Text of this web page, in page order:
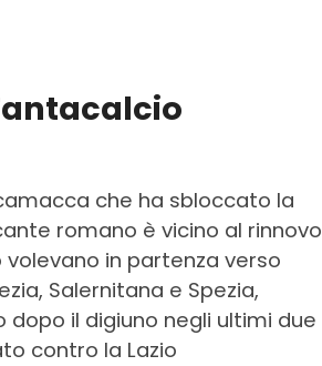
che ha sbloccato la
romano è vicino al rinnovo
in partenza verso
Salernitana e Spezia,
il digiuno negli ultimi due
contro la Lazio